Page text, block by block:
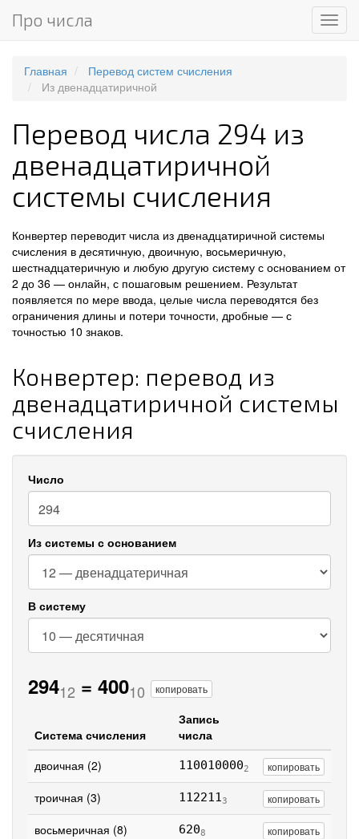
Меню
Про числа
Главная
Перевод систем счисления
Из двенадцатиричной
Перевод числа 294 из
двенадцатиричной
системы счисления
Конвертер переводит числа из двенадцатиричной системы
счисления в десятичную, двоичную, восьмеричную,
шестнадцатеричную и любую другую систему с основанием от
2 до 36 — онлайн, с пошаговым решением. Результат
появляется по мере ввода, целые числа переводятся без
ограничения длины и потери точности, дробные — с
точностью 10 знаков.
Конвертер: перевод из
двенадцатиричной системы
счисления
Число
Из системы с основанием
В систему
29412 = 40010 копировать
Система счисления
Запись
числа
двоичная (2)
1100100002 копировать
троичная (3) 1122113 копировать
восьмеричная (8) 6208 копировать